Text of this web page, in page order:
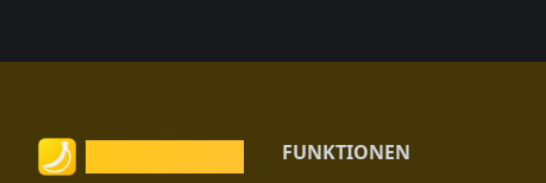
FUNKTIONEN